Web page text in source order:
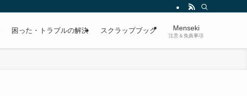
困った・トラブルの解決 スクラップブック Menseki
注意＆免責事項